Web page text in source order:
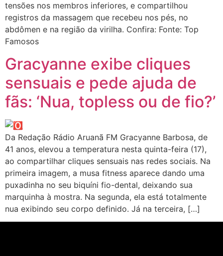
tensões nos membros inferiores, e compartilhou
registros da massagem que recebeu nos pés, no
abdômen e na região da virilha. Confira: Fonte: Top
Famosos
Gracyanne exibe cliques
sensuais e pede ajuda de
fãs: ‘Nua, topless ou de fio?’
Da Redação Rádio Aruanã FM Gracyanne Barbosa, de
41 anos, elevou a temperatura nesta quinta-feira (17),
ao compartilhar cliques sensuais nas redes sociais. Na
primeira imagem, a musa fitness aparece dando uma
puxadinha no seu biquíni fio-dental, deixando sua
marquinha à mostra. Na segunda, ela está totalmente
nua exibindo seu corpo definido. Já na terceira, […]